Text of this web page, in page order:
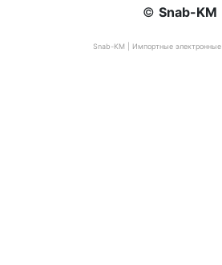
© Snab-KM
Snab-KM | Импортные